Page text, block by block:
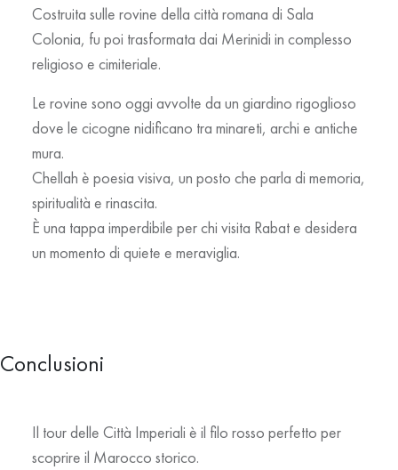
Costruita sulle rovine della città romana di Sala
Colonia, fu poi trasformata dai Merinidi in complesso
religioso e cimiteriale.
Le rovine sono oggi avvolte da un giardino rigoglioso
dove le cicogne nidificano tra minareti, archi e antiche
mura.
Chellah è poesia visiva, un posto che parla di memoria,
spiritualità e rinascita.
È una tappa imperdibile per chi visita Rabat e desidera
un momento di quiete e meraviglia.
Conclusioni
Il tour delle Città Imperiali è il filo rosso perfetto per
scoprire il Marocco storico.